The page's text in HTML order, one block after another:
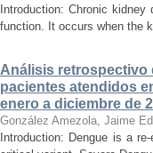
Introduction: Chronic
function. It occurs when the
Análisis retrospectivo
pacientes atendidos
enero a diciembre de
González Amezola, Jaime
Introduction: Dengue is a